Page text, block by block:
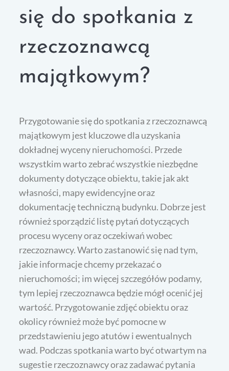
się do spotkania z
rzeczoznawcą
majątkowym?
Przygotowanie się do spotkania z rzeczoznawcą
majątkowym jest kluczowe dla uzyskania
dokładnej wyceny nieruchomości. Przede
wszystkim warto zebrać wszystkie niezbędne
dokumenty dotyczące obiektu, takie jak akt
własności, mapy ewidencyjne oraz
dokumentację techniczną budynku. Dobrze jest
również sporządzić listę pytań dotyczących
procesu wyceny oraz oczekiwań wobec
rzeczoznawcy. Warto zastanowić się nad tym,
jakie informacje chcemy przekazać o
nieruchomości; im więcej szczegółów podamy,
tym lepiej rzeczoznawca będzie mógł ocenić jej
wartość. Przygotowanie zdjęć obiektu oraz
okolicy również może być pomocne w
przedstawieniu jego atutów i ewentualnych
wad. Podczas spotkania warto być otwartym na
sugestie rzeczoznawcy oraz zadawać pytania